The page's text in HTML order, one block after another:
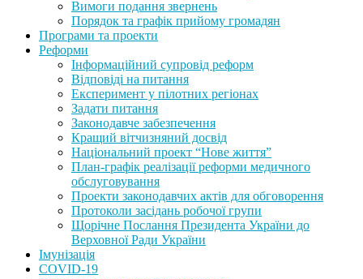
Вимоги подання звернень
Порядок та графік прийому громадян
Програми та проекти
Реформи
Інформаційний супровід реформ
Відповіді на питання
Експеримент у пілотних регіонах
Задати питання
Законодавче забезпечення
Кращий вітчизняний досвід
Національний проект “Нове життя”
План-графік реалізації реформи медичного
обслуговування
Проекти законодавчих актів для обговорення
Протоколи засідань робочої групи
Щорічне Послання Президента України до
Верховної Ради України
Імунізація
COVID-19